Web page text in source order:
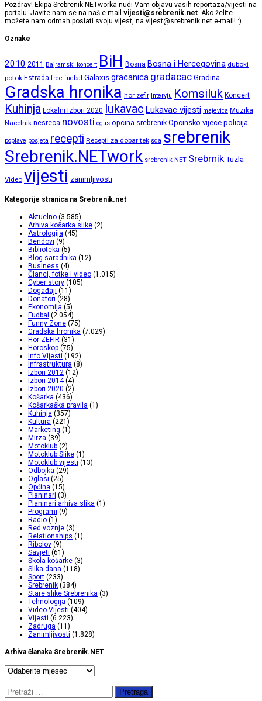
Pozdrav! Ekipa Srebrenik.NETworka nudi Vam objavu vasih reportaza/vijesti na
portalu. Javite nam se na naš e-mail vijesti@srebrenik.net. Ako želite
možete nam odmah poslati svoju vijest, na vijest@srebrenik.net e-mail! :)
Oznake
2010 2011 Bajramski koncert BiH Bosna Bosna i Hercegovina duboki
potok Estrada free fudbal Galaxis gracanica gradacac Gradina
Gradska hronika hor zefir Intervju Komsiluk Koncert
Kuhinja Lokalni Izbori 2020 lukavac Lukavac vijesti majevica Muzika
Nacelnik nesreca novosti ogus opcina srebrenik Opcinsko vijece policija
poplave posjeta recepti Recepti za dobar tek sda srebrenik
Srebrenik.NETwork srebrenik NET Srebrnik Tuzla
Video vijesti zanimljivosti
Kategorije stranica na Srebrenik.net
Aktuelno (3.585)
Arhiva košarka slike (2)
Astrologija (45)
Bendovi (9)
Biblioteka (5)
Blog saradnika (12)
Business (4)
Članci, fotke i video (1.015)
Cyber story (105)
Događaji (11)
Donatori (28)
Ekonomija (5)
Fudbal (2.054)
Funny Zone (75)
Gradska hronika (7.029)
Hor ZEFIR (31)
Horoskop (75)
Info Vijesti (192)
Infrastruktura (8)
Izbori 2012 (12)
Izbori 2014(4)
Izbori 2020 (2)
Košarka (436)
Košarkaška pravila (1)
Kuhinja (357)
Kultura (221)
Marketing (1)
Mirza (39)
Motoklub (2)
Motoklub Slike (1)
Motoklub vijesti (13)
Odbojka (29)
Oglasi (25)
Općina (15)
Planinari (3)
Planinari arhiva slika (1)
Programi (9)
Radio (1)
Red voznje (3)
Relationships (1)
Ribolov (9)
Savjeti (61)
Škola košarke (3)
Slika dana (118)
Sport (233)
Srebrenik (384)
Stare slike Srebrenika (3)
Tehnologija (109)
Video Vijesti (404)
Vijesti (6.223)
Zadruga (11)
Zanimljivosti (1.828)
Arhiva članaka Srebrenik.NET
Arhiva
članaka
Srebrenik.NET
Pretraga: